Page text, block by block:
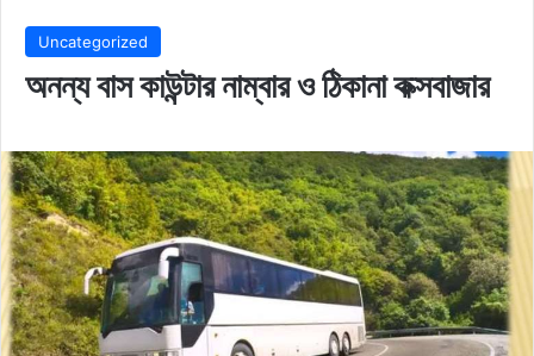
Uncategorized
অনন্য বাস কাউন্টার নাম্বার ও ঠিকানা কক্সবাজার